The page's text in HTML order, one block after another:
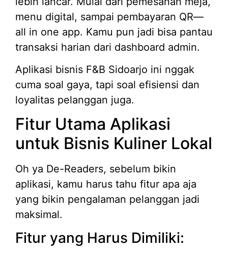
menu digital, sampai pembayaran QR—
all in one app. Kamu pun jadi bisa pantau
transaksi harian dari dashboard admin.
Aplikasi bisnis F&B Sidoarjo ini nggak
cuma soal gaya, tapi soal efisiensi dan
loyalitas pelanggan juga.
Fitur Utama Aplikasi
untuk Bisnis Kuliner Lokal
Oh ya De-Readers, sebelum bikin
aplikasi, kamu harus tahu fitur apa aja
yang bikin pengalaman pelanggan jadi
maksimal.
Fitur yang Harus Dimiliki: